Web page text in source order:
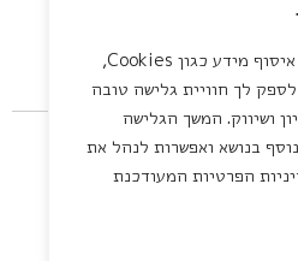
באתר זה נעשה שימוש בטכנולוגיות איסוף מידע כגון Cookies,
לך חוויית גלישה טובה
ושיווק. המשך הגלישה
בנושא ואפשרות לנהל את
הפרטיות המעודכנת